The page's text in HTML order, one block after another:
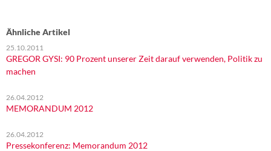
Ähnliche Artikel
25.10.2011
GREGOR GYSI: 90 Prozent unserer Zeit darauf verwenden, Politik zu
machen
26.04.2012
MEMORANDUM 2012
26.04.2012
Pressekonferenz: Memorandum 2012